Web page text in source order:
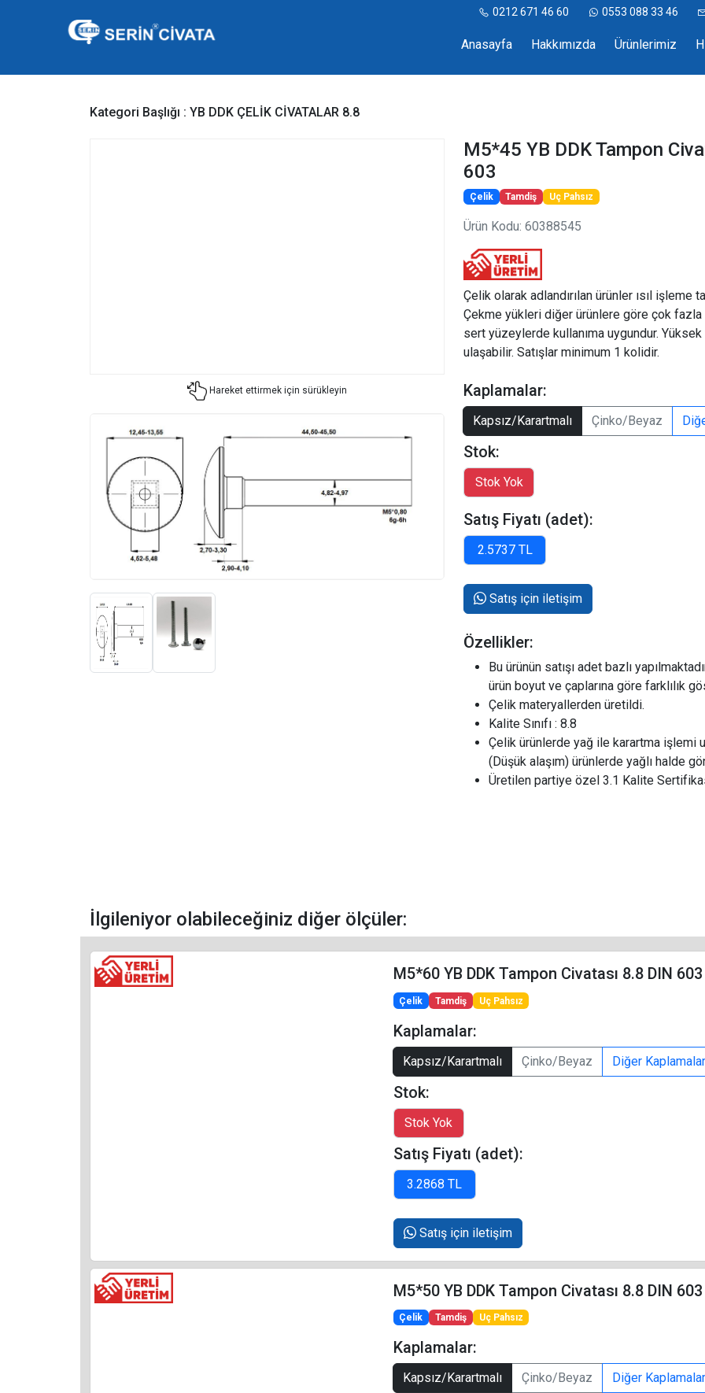
0212 671 46 60 0553 088 33 46
Anasayfa Hakkımızda Ürünlerimiz
Kategori Başlığı : YB DDK ÇELİK CİVATALAR 8.8
Hareket ettirmek için sürükleyin
M5*45 YB DDK Tampon
603
Çelik Tamdiş Uç Pahsız
Ürün Kodu: 60388545
Çelik olarak adlandırılan ürünler ısıl işleme
Çekme yükleri diğer ürünlere göre çok
sert yüzeylerde kullanıma uygundur.
ulaşabilir. Satışlar minimum 1 kolidir.
Kaplamalar:
Kapsız/Karartmalı Çinko/Beyaz
Stok:
Satış Fiyatı (adet):
Satış için iletişim
Özellikler:
Bu ürünün satışı adet bazlı
ürün boyut ve çaplarına göre farklılık
Çelik materyallerden üretildi.
Kalite Sınıfı : 8.8
Çelik ürünlerde yağ ile karartma işlemi
(Düşük alaşım) ürünlerde yağlı halde
Üretilen partiye özel 3.1 Kalite
İlgileniyor olabileceğiniz diğer ölçüler:
M5*60 YB DDK Tampon Civatası 8.8 DIN 603
Çelik Tamdiş Uç Pahsız
Kaplamalar:
Kapsız/Karartmalı Çinko/Beyaz Diğer Kaplamalar
Stok:
Satış Fiyatı (adet):
Satış için iletişim
M5*50 YB DDK Tampon Civatası 8.8 DIN 603
Çelik Tamdiş Uç Pahsız
Kaplamalar:
Kapsız/Karartmalı Çinko/Beyaz Diğer Kaplamalar